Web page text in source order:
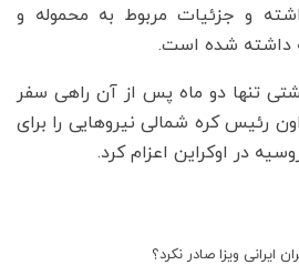
و جزئیات مربوط به محموله و
داشته شده است.
تنها دو ماه پس از آن راهی سفر
رئیس کره شمالی نیروهایی را برای
در اوکراین اعزام کرد.
ایرانی ویزا صادر نکرد؟